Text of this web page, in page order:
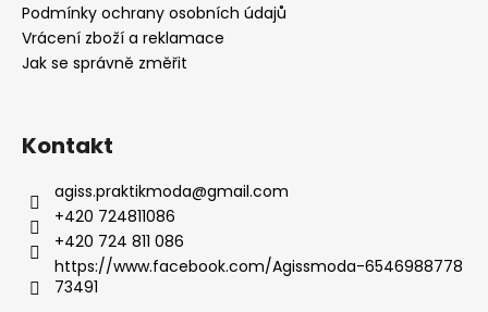
Podmínky ochrany osobních údajů
Vrácení zboží a reklamace
Jak se správně změřit
Kontakt
agiss.praktikmoda@gmail.com
+420 724811086
+420 724 811 086
https://www.facebook.com/Agissmoda-6546988778
73491